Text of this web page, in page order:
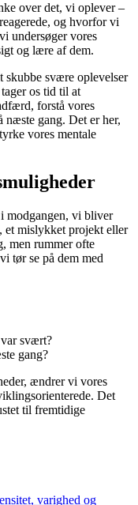
over det, vi oplever –
og hvorfor vi
undersøger vores
og lære af dem.
skubbe svære oplevelser
os tid til at
forstå vores
næste gang. Det er her,
vores mentale
modgangen, vi bliver
et mislykket projekt eller
men rummer ofte
tør se på dem med
svært?
gang?
ændrer vi vores
Det
til fremtidige
varighed og